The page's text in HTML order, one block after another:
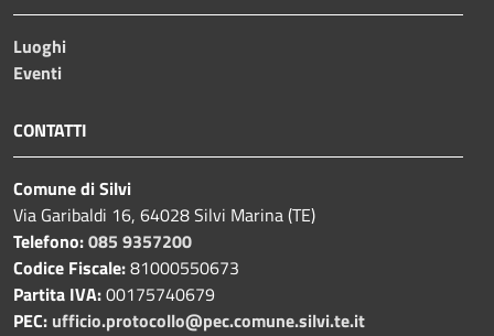
Luoghi
Eventi
CONTATTI
Comune di Silvi
Via Garibaldi 16, 64028 Silvi Marina (TE)
Telefono:085 9357200
Codice Fiscale:81000550673
Partita IVA:00175740679
PEC: ufficio.protocollo@pec.comune.silvi.te.it